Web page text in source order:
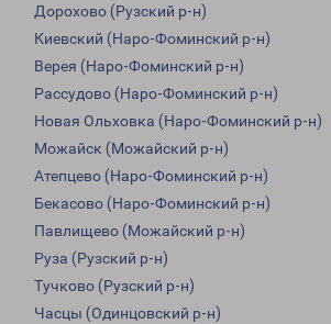
Дорохово (Рузский р-н)
Киевский (Наро-Фоминский р-н)
Верея (Наро-Фоминский р-н)
Рассудово (Наро-Фоминский р-н)
Новая Ольховка (Наро-Фоминский р-н)
Можайск (Можайский р-н)
Атепцево (Наро-Фоминский р-н)
Бекасово (Наро-Фоминский р-н)
Павлищево (Можайский р-н)
Руза (Рузский р-н)
Тучково (Рузский р-н)
Часцы (Одинцовский р-н)